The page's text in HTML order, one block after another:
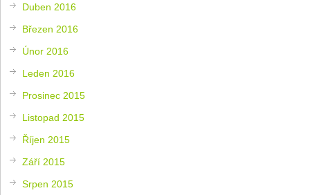
Duben 2016
Březen 2016
Únor 2016
Leden 2016
Prosinec 2015
Listopad 2015
Říjen 2015
Září 2015
Srpen 2015